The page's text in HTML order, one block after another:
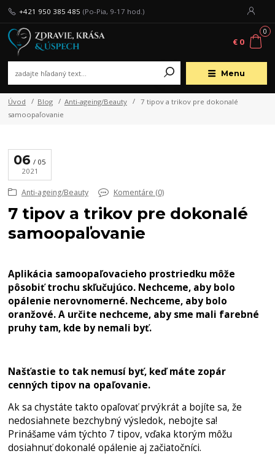
Menu
+421 950 385 485 (Po-Pia, 9-17 hod.)
0
€ 0
Úvod Blog Anti-ageing/Beauty
7 tipov a trikov pre dokonalé
samoopaľovanie
06
05
2021
Anti-ageing/Beauty Komentáre (0)
7 tipov a trikov pre dokonalé
samoopaľovanie
Aplikácia samoopaľovacieho prostriedku môže
pôsobiť trochu skľučujúco. Nechceme, aby bolo
opálenie nerovnomerné. Nechceme, aby bolo
oranžové. A určite nechceme, aby sme mali farebné
pruhy tam, kde by nemali byť.
Našťastie to tak nemusí byť, keď máte zopár
cenných tipov na opaľovanie.
Ak sa chystáte takto opaľovať prvýkrát a bojíte sa, že
nedosiahnete bezchybný výsledok, nebojte sa!
Prinášame vám týchto 7 tipov, vďaka ktorým môžu
dosiahnuť dokonalé opálenie aj začiatočníci.